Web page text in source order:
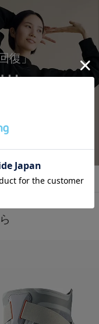
復」
いけど時間がない
いからすごい嬉し
いよね🫶❤️
✨
にお出かけコーデ
維だから